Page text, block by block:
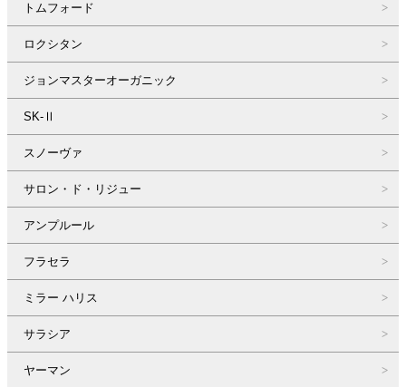
トムフォード
ロクシタン
ジョンマスターオーガニック
SK-Ⅱ
スノーヴァ
サロン・ド・リジュー
アンプルール
フラセラ
ミラー ハリス
サラシア
ヤーマン